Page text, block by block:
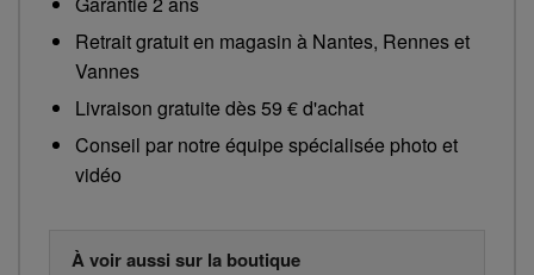
Retrait gratuit en magasin à Nantes, Rennes et
Vannes
Livraison gratuite dès 59 € d'achat
Conseil par notre équipe spécialisée photo et
vidéo
À voir aussi sur la boutique